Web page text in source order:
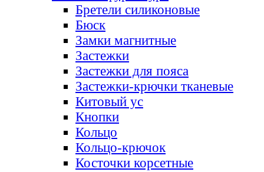
Бретели силиконовые
Бюск
Замки магнитные
Застежки
Застежки для пояса
Застежки-крючки тканевые
Китовый ус
Кнопки
Кольцо
Кольцо-крючок
Косточки корсетные